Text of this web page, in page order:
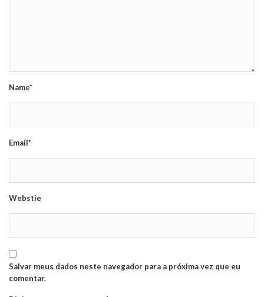
Name*
Email*
Webstie
Salvar meus dados neste navegador para a próxima vez que eu
comentar.